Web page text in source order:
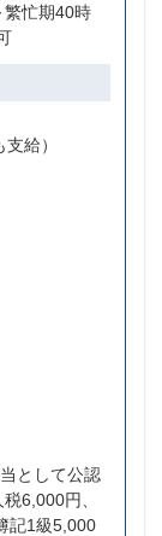
繁忙期40時
給）
として公認
6,000円、
記1級5,000